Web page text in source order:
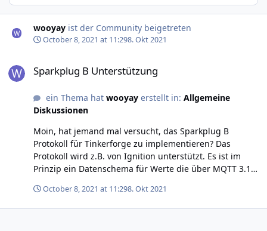
wooyay ist der Community beigetreten
October 8, 2021 at 11:298. Okt 2021
Sparkplug B Unterstützung
ein Thema hat wooyayerstellt in: Allgemeine
Diskussionen
Moin, hat jemand mal versucht, das Sparkplug B
Protokoll für Tinkerforge zu implementieren? Das
Protokoll wird z.B. von Ignition unterstützt. Es ist im
Prinzip ein Datenschema für Werte die über MQTT 3.1
Sensor ans Tinkerforge klemmt und sofort poppt der
Wert als Tag im Scada auf...
October 8, 2021 at 11:298. Okt 2021